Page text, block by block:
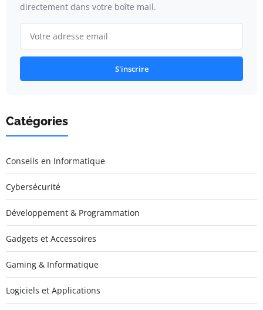
directement dans votre boîte mail.
S'inscrire
Catégories
Conseils en Informatique
Cybersécurité
Développement & Programmation
Gadgets et Accessoires
Gaming & Informatique
Logiciels et Applications